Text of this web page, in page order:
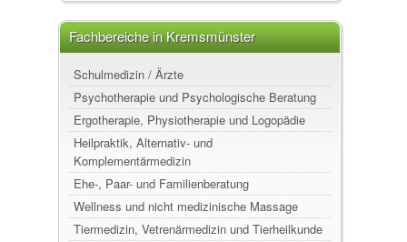
Fachbereiche in Kremsmünster
Schulmedizin / Ärzte
Psychotherapie und Psychologische Beratung
Ergotherapie, Physiotherapie und Logopädie
Heilpraktik, Alternativ- und
Komplementärmedizin
Ehe-, Paar- und Familienberatung
Wellness und nicht medizinische Massage
Tiermedizin, Vetrenärmedizin und Tierheilkunde